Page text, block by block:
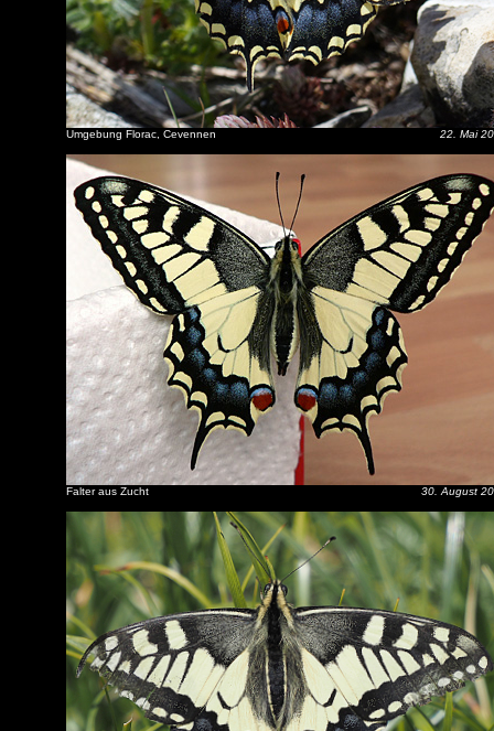
Umgebung Florac, Cevennen 22. Mai
Falter aus Zucht 30. August